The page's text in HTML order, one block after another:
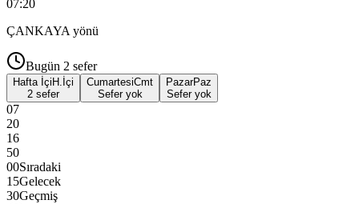
07:20
ÇANKAYA yönü
Bugün 2 sefer
Hafta İçi H.İçi
2 sefer
CumartesiCmt
Sefer yok
PazarPaz
Sefer yok
07
20
16
50
00Sıradaki
15Gelecek
30Geçmiş